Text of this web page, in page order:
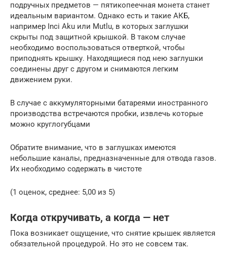
подручных предметов — пятикопеечная монета станет
идеальным вариантом. Однако есть и такие АКБ,
например Inci Aku или Mutlu, в которых заглушки
скрыты под защитной крышкой. В таком случае
необходимо воспользоваться отверткой, чтобы
приподнять крышку. Находящиеся под нею заглушки
соединены друг с другом и снимаются легким
движением руки.
В случае с аккумуляторными батареями иностранного
производства встречаются пробки, извлечь которые
можно круглогубцами
Обратите внимание, что в заглушках имеются
небольшие каналы, предназначенные для отвода газов.
Их необходимо содержать в чистоте
(1 оценок, среднее: 5,00 из 5)
Когда откручивать, а когда — нет
Пока возникает ощущение, что снятие крышек является
обязательной процедурой. Но это не совсем так.